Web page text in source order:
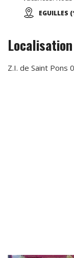
confirmé.
adultes et des
EGUILLES
Localisation
Z.I. de Saint Pons